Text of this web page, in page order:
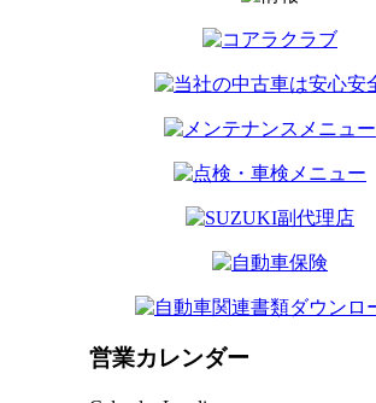
営業カレンダー